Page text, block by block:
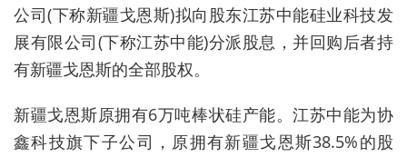
公司(下称新疆戈恩斯)拟向股东江苏中能硅业科技发
展有限公司(下称江苏中能)分派股息，并回购后者持
有新疆戈恩斯的全部股权。
新疆戈恩斯原拥有6万吨棒状硅产能。江苏中能为协
鑫科技旗下子公司，原拥有新疆戈恩斯38.5%的股